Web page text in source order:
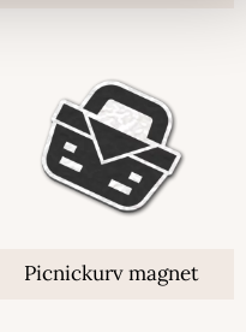
Picnickurv magnet